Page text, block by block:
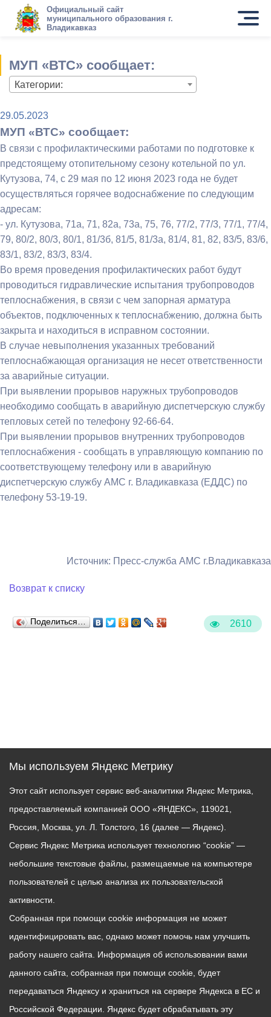
Официальный сайт
муниципального образования г.
Владикавказ
МУП «ВТС» сообщает:
Категории:
2610
29.05.2023
МУП «ВТС» сообщает:
В связи с профилактическими работами по подготовке к
предстоящему отопительному сезону котельной по ул.
Кутузова, 74, с 29 мая по 12 июня 2023 года не будет
осуществляться горячее водоснабжение по следующим
адресам:
- ул. Кутузова, 71а, 71, 82а, 73а, 75, 76, 77/2, 77/3, 77/1, 77/4,
79, 80/2, 80/3, 80/1, 81/3б, 81/5, 81/3а, 81/4, 81, 82, 83/5, 83/6,
83/1, 83/2, 83/3, 83/4.
Во время проведения профилактических работ будут
проводиться гидравлические испытания трубопроводов
теплоснабжения, в связи с чем запорная арматура
объектов, подключенных к теплоснабжению, должна быть
закрыта и находиться в исправном состоянии.
В случае невыполнения указанных требований
теплоснабжающая организация не несет ответственности
за аварийные ситуации.
При выявлении прорывов наружных трубопроводов
необходимо сообщать в аварийную диспетчерскую службу
тепловых сетей по телефону 92-66-64.
При выявлении прорывов внутренних трубопроводов
теплоснабжения - сообщать в управляющую компанию по
соответствующему телефону или в аварийную
диспетчерскую службу АМС г. Владикавказа (ЕДДС) по
телефону 53-19-19.
Источник: Пресс-служба АМС г.Владикавказа
Возврат к списку
Поделиться…
Мы используем Яндекс Метрику
Этот сайт использует сервис веб-аналитики Яндекс Метрика,
предоставляемый компанией ООО «ЯНДЕКС», 119021,
Россия, Москва, ул. Л. Толстого, 16 (далее — Яндекс).
Сервис Яндекс Метрика использует технологию “cookie” —
небольшие текстовые файлы, размещаемые на компьютере
пользователей с целью анализа их пользовательской
активности.
Собранная при помощи cookie информация не может
идентифицировать вас, однако может помочь нам улучшить
работу нашего сайта. Информация об использовании вами
данного сайта, собранная при помощи cookie, будет
передаваться Яндексу и храниться на сервере Яндекса в ЕС и
Российской Федерации. Яндекс будет обрабатывать эту